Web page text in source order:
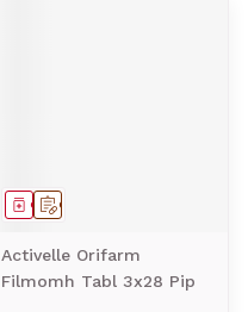
Op voorschrift
Geneesmiddel
Activelle Orifarm
Filmomh Tabl 3x28 Pip